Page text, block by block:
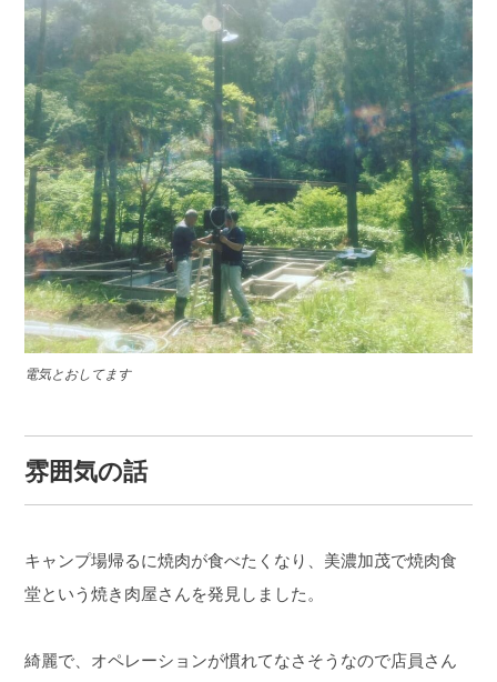
電気とおしてます
雰囲気の話
キャンプ場帰るに焼肉が食べたくなり、美濃加茂で焼肉食
堂という焼き肉屋さんを発見しました。
綺麗で、オペレーションが慣れてなさそうなので店員さん